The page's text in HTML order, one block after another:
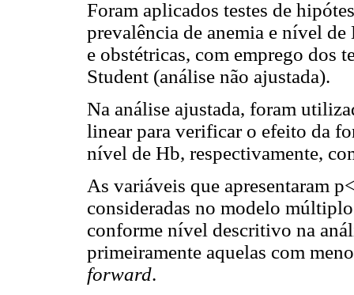
Foram aplicados testes de
prevalência de anemia e nível
e obstétricas, com emprego dos
Student (análise não ajustada).
Na análise ajustada, foram
linear para verificar o efeito da
nível de Hb, respectivamente,
As variáveis que apresentaram
consideradas no modelo
conforme nível descritivo na
primeiramente aquelas com
forward.